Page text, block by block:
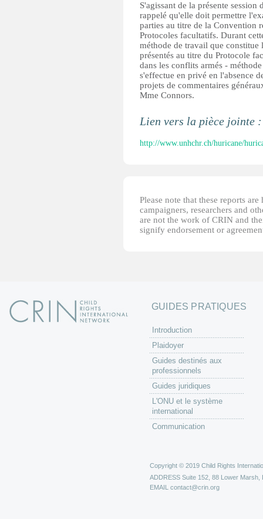
S'agissant de la présente
rappelé qu'elle doit permettre
parties au titre de la Convention
Protocoles facultatifs. Durant
méthode de travail que
présentés au titre du Protocole
dans les conflits armés -
s'effectue en privé en l'absence
projets de commentaires
Mme Connors.
Lien vers la pièce jointe
http://www.unhchr.ch/huricane/
Please note that these reports
campaigners, researchers and
are not the work of CRIN and
signify endorsement or
GUIDES PRATIQUES
Introduction
Plaidoyer
Guides destinés aux
professionnels
Guides juridiques
L'ONU et le système
international
Communication
Copyright © 2019 Child Rights
ADDRESS Suite 152, 88 Lower Marsh,
EMAIL contact@crin.org